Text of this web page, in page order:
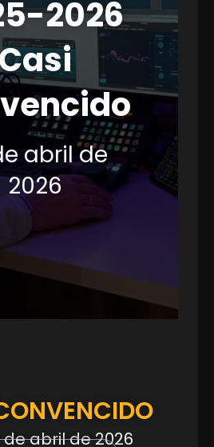
2026
Casi
abril de
2026
de abril de 2026